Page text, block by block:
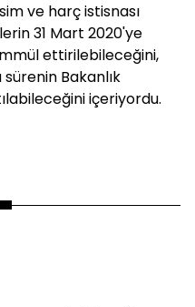
ve harç istisnası
31 Mart 2020'ye
ettirilebileceğini,
Bakanlık
içeriyordu.